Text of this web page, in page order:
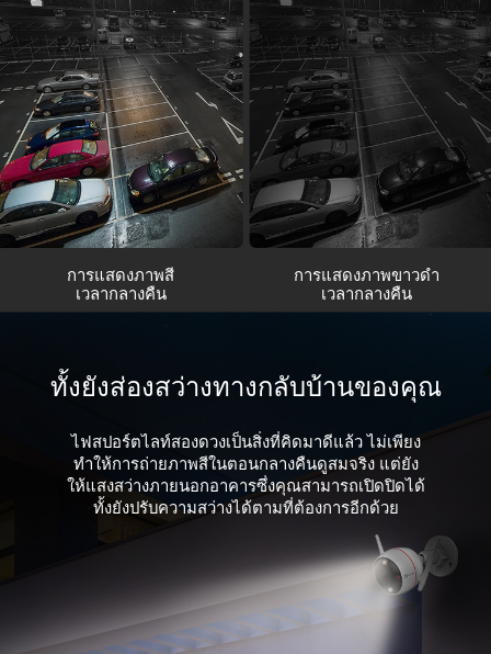
การแสดงภาพสี
เวลากลางคืน
การแสดงภาพขาวดำ
เวลากลางคืน
ทั้งยังส่องสว่างทางกลับบ้านของคุณ
ไฟสปอร์ตไลท์สองดวงเป็นสิ่งที่คิดมาดีแล้ว ไม่เพียง
ทำให้การถ่ายภาพสีในตอนกลางคืนดูสมจริง แต่ยัง
ให้แสงสว่างภายนอกอาคารซึ่งคุณสามารถเปิดปิดได้
ทั้งยังปรับความสว่างได้ตามที่ต้องการอีกด้วย